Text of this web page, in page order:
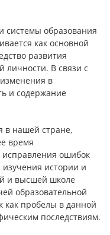
системы образования
как основной
развития
личности. В связи с
в
и содержание
в нашей стране,
время
ошибок
истории и
и высшей школе
образовательной
как пробелы в данной
последствиям.